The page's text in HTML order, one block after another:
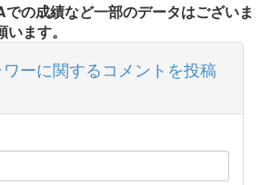
の成績など一部のデータはございま
ます。
ーに関するコメントを投稿